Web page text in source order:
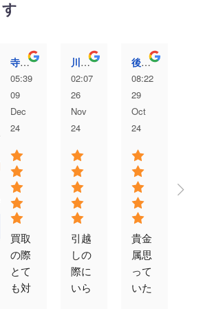
ル
寺澤愛弥
05:39
09
Dec
24
買取
の際
とて
も対
川村洸太
02:07
26
Nov
24
引越
しの
際に
いら
後藤むぎ
08:22
29
Oct
24
貴金
属思
って
いた